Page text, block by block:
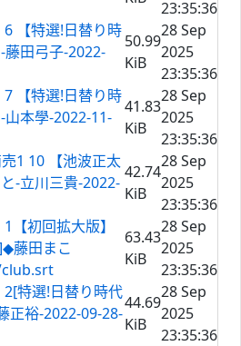
23:35:36
【特選!日替り時
田弓子-2022-
50.99
KiB
28 Sep
2025
23:35:36
【特選!日替り時
本學-2022-11-
41.83
KiB
28 Sep
2025
23:35:36
1 10 【池波正太
-立川三貴-2022-
42.74
KiB
28 Sep
2025
23:35:36
【初回拡大版】
藤田まこ
63.43
KiB
28 Sep
2025
23:35:36
2[特選!日替り時代
正裕-2022-09-28-
44.69
KiB
28 Sep
2025
23:35:36